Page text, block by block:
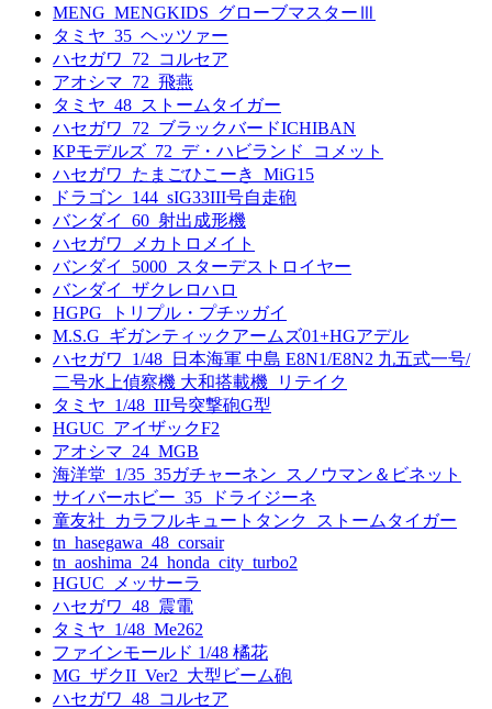
MENG_MENGKIDS_グローブマスターⅢ
タミヤ_35_ヘッツァー
ハセガワ_72_コルセア
アオシマ_72_飛燕
タミヤ_48_ストームタイガー
ハセガワ_72_ブラックバードICHIBAN
KPモデルズ_72_デ・ハビランド_コメット
ハセガワ_たまごひこーき_MiG15
ドラゴン_144_sIG33III号自走砲
バンダイ_60_射出成形機
ハセガワ_メカトロメイト
バンダイ_5000_スターデストロイヤー
バンダイ_ザクレロハロ
HGPG_トリプル・プチッガイ
M.S.G_ギガンティックアームズ01+HGアデル
ハセガワ_1/48_日本海軍 中島 E8N1/E8N2 九五式一号/
二号水上偵察機 大和搭載機_リテイク
タミヤ_1/48_III号突撃砲G型
HGUC_アイザックF2
アオシマ_24_MGB
海洋堂_1/35_35ガチャーネン_スノウマン＆ビネット
サイバーホビー_35_ドライジーネ
童友社_カラフルキュートタンク_ストームタイガー
tn_hasegawa_48_corsair
tn_aoshima_24_honda_city_turbo2
HGUC_メッサーラ
ハセガワ_48_震電
タミヤ_1/48_Me262
ファインモールド 1/48 橘花
MG_ザクII_Ver2_大型ビーム砲
ハセガワ_48_コルセア